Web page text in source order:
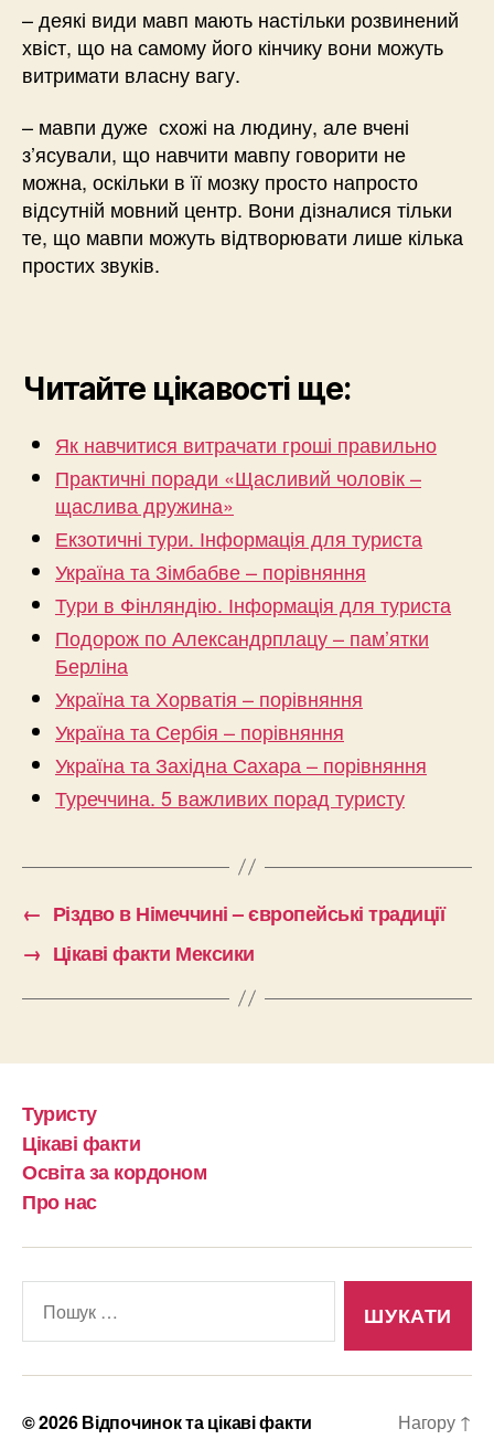
– деякі види мавп мають настільки розвинений
хвіст, що на самому його кінчику вони можуть
витримати власну вагу.
– мавпи дуже схожі на людину, але вчені
з’ясували, що навчити мавпу говорити не
можна, оскільки в її мозку просто напросто
відсутній мовний центр. Вони дізналися тільки
те, що мавпи можуть відтворювати лише кілька
простих звуків.
Читайте цікавості ще:
Як навчитися витрачати гроші правильно
Практичні поради «Щасливий чоловік –
щаслива дружина»
Екзотичні тури. Інформація для туриста
Україна та Зімбабве – порівняння
Тури в Фінляндію. Інформація для туриста
Подорож по Александрплацу – пам’ятки
Берліна
Україна та Хорватія – порівняння
Україна та Сербія – порівняння
Україна та Західна Сахара – порівняння
Туреччина. 5 важливих порад туристу
← Різдво в Німеччині – європейські традиції
→ Цікаві факти Мексики
Туристу
Цікаві факти
Освіта за кордоном
Про нас
© 2026Відпочинок та цікаві факти Нагору ↑